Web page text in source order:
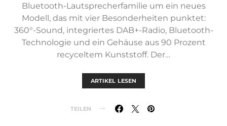
Bluetooth-Lautsprecherfamilie um ein neues
Modell, das mit vier Besonderheiten punktet:
360°-Sound, integriertes DAB+-Radio, Bluetooth-
Technologie und ein Gehäuse aus 90 Prozent
recyceltem Kunststoff. Der…
ARTIKEL LESEN
TEILEN